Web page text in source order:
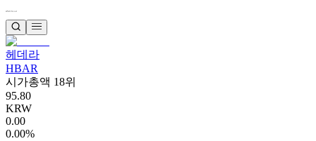
헤데라
HBAR
시가총액 18위
95.80
KRW
0.00
0.00%